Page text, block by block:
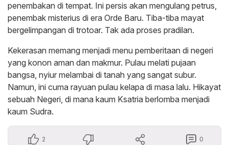
penembakan di tempat. Ini persis akan mengulang petrus,
penembak misterius di era Orde Baru. Tiba-tiba mayat
bergelimpangan di trotoar. Tak ada proses pradilan.
Kekerasan memang menjadi menu pemberitaan di negeri
yang konon aman dan makmur. Pulau melati pujaan
bangsa, nyiur melambai di tanah yang sangat subur.
Namun, ini cuma rayuan pulau kelapa di masa lalu. Hikayat
sebuah Negeri, di mana kaum Ksatria berlomba menjadi
kaum Sudra.
2 0